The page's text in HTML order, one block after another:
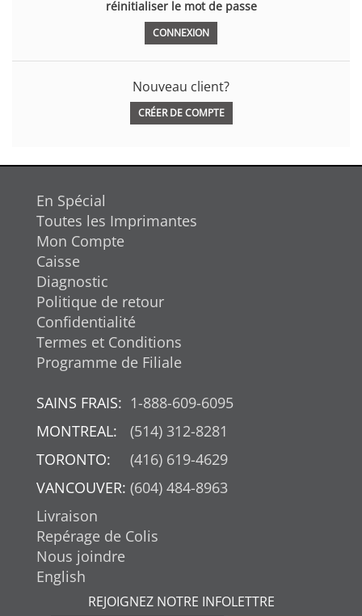
réinitialiser le mot de passe
Nouveau client?
CRÉER DE COMPTE
En Spécial
Toutes les Imprimantes
Mon Compte
Caisse
Diagnostic
Politique de retour
Confidentialité
Termes et Conditions
Programme de Filiale
SAINS FRAIS: 1-888-609-6095
MONTREAL:
(514) 312-8281
TORONTO:
(416) 619-4629
VANCOUVER: (604) 484-8963
Livraison
Repérage de Colis
Nous joindre
English
REJOIGNEZ NOTRE INFOLETTRE